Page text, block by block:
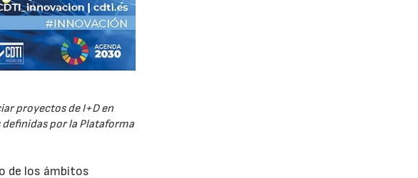
proyectos de I+D en
por la Plataforma
de los ámbitos